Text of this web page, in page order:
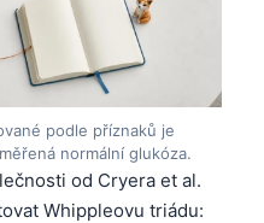
podle příznaků je
normální glukóza.
od Cryera et al.
Whippleovu triádu: